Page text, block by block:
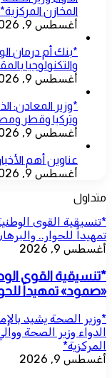
المخازن المركزية*
أغسطس 9, 2026
*بنك أم درمان
والتكنولوجيا
أغسطس 9, 2026
*وزير المعادن:
وتركيا وقطر
أغسطس 9, 2026
عناوين أهم الأخبار اليوم
أغسطس 9, 2026
متداول
*تنسيقية القوى
تمهيداً للحوار..
أغسطس 9, 2026
*تنسيقية القوى
«صمود» تمهيداً
*وزير الصحة يشيد
الدواء وزير الصحة
المركزية*
أغسطس 9, 2026